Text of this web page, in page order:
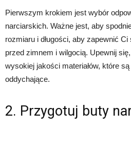
Pierwszym krokiem jest wybór
narciarskich. Ważne jest, aby
rozmiaru i długości, aby zapewnić
przed zimnem i wilgocią. Upewnij
wysokiej jakości materiałów, które
oddychające.
2. Przygotuj buty